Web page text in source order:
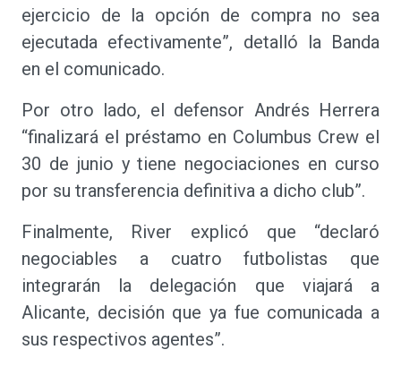
ejercicio de la opción de compra no sea
ejecutada efectivamente”, detalló la Banda
en el comunicado.
Por otro lado, el defensor Andrés Herrera
“finalizará el préstamo en Columbus Crew el
30 de junio y tiene negociaciones en curso
por su transferencia definitiva a dicho club”.
Finalmente, River explicó que “declaró
negociables a cuatro futbolistas que
integrarán la delegación que viajará a
Alicante, decisión que ya fue comunicada a
sus respectivos agentes”.